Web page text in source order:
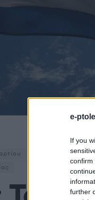
e-
If you
confirm
further
Ειδήσεις Κοζάνη